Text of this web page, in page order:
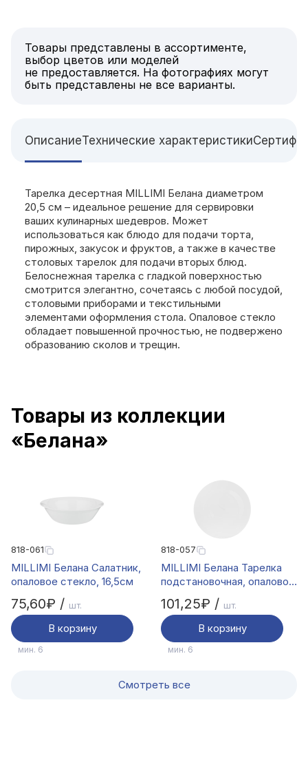
Товары представлены в ассортименте,
выбор цветов или моделей
не предоставляется. На фотографиях могут
быть представлены не все варианты.
ОписаниеТехнические характеристики
Тарелка десертная MILLIMI Белана диаметром
20,5 см – идеальное решение для сервировки
ваших кулинарных шедевров. Может
использоваться как блюдо для подачи торта,
пирожных, закусок и фруктов, а также в качестве
столовых тарелок для подачи вторых блюд.
Белоснежная тарелка с гладкой поверхностью
смотрится элегантно, сочетаясь с любой посудой,
столовыми приборами и текстильными
элементами оформления стола. Опаловое стекло
обладает повышенной прочностью, не подвержено
образованию сколов и трещин.
Товары из коллекции
«Белана»
818-061
MILLIMI Белана Салатник,
опаловое стекло, 16,5см
75,60₽ / шт.
В корзину
мин. 6
818-057
MILLIMI Белана Тарелка
подстановочная, опаловое
стекло, 25,5см
101,25₽ / шт.
В корзину
мин. 6
Смотреть все